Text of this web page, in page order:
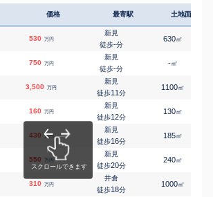
価格 最寄駅 土地面積
530 万円
新見
徒歩-分
630㎡
750 万円
新見
徒歩-分
-㎡
3,500 万円
新見
徒歩11分
1100㎡
160 万円
新見
徒歩12分
130㎡
430 万円
新見
徒歩16分
185㎡
550 万円
新見
徒歩20分
240㎡
310 万円
井倉
徒歩18分
1000㎡